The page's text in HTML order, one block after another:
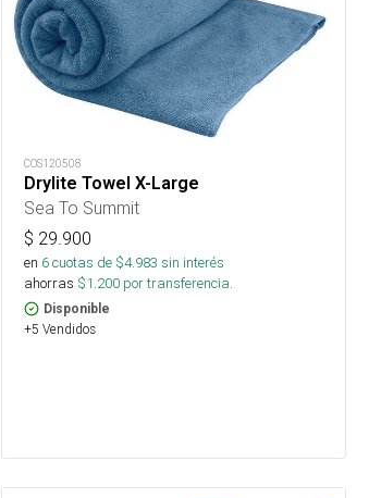
COS120508
Drylite Towel X-Large
Sea To Summit
$ 29.900
en 6cuotas de $4.983 sin interés
ahorras $1.200 por transferencia.
Disponible
+5 Vendidos